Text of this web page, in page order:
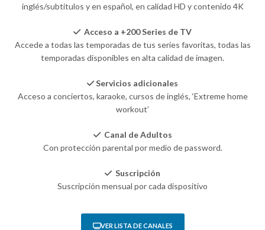
inglés/subtítulos y en español, en calidad HD y contenido 4K
Acceso a +200 Series de TV
Accede a todas las temporadas de tus series favoritas, todas las
temporadas disponibles en alta calidad de imagen.
Servicios adicionales
Acceso a conciertos, karaoke, cursos de inglés, ‘Extreme home
workout’
Canal de Adultos
Con protección parental por medio de password.
Suscripción
Suscripción mensual por cada dispositivo
VER LISTA DE CANALES